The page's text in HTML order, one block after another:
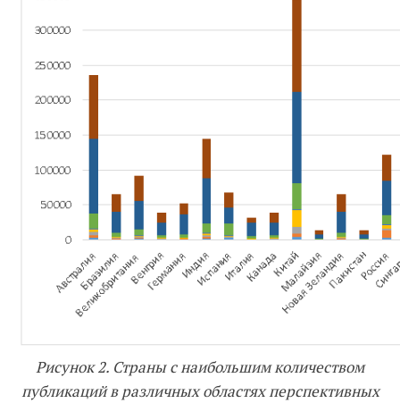
Рисунок 2. Страны с наибольшим количеством
публикаций в различных областях перспективных